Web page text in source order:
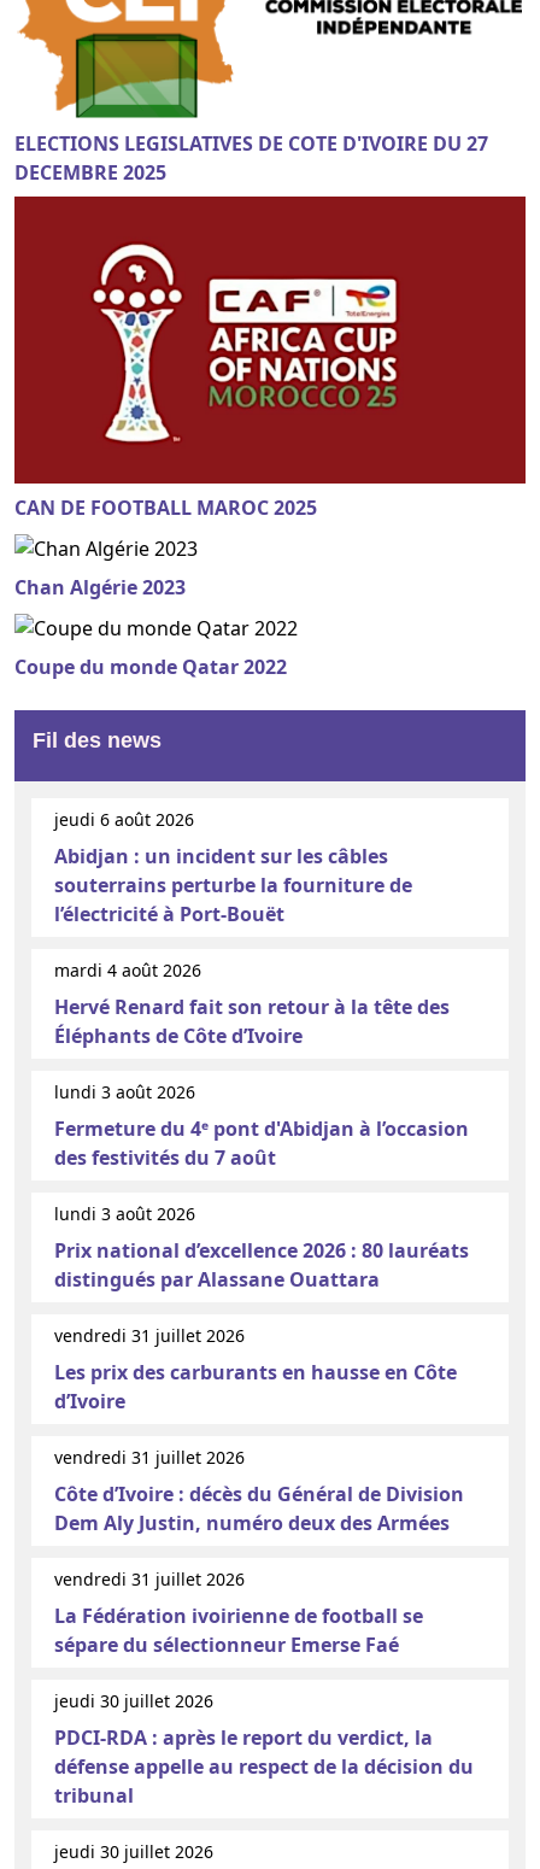
ELECTIONS LEGISLATIVES DE COTE D'IVOIRE DU 27
DECEMBRE 2025
CAN DE FOOTBALL MAROC 2025
Chan Algérie 2023
Coupe du monde Qatar 2022
Fil des news
jeudi 6 août 2026
Abidjan : un incident sur les câbles
souterrains perturbe la fourniture de
l’électricité à Port-Bouët
mardi 4 août 2026
Hervé Renard fait son retour à la tête des
Éléphants de Côte d’Ivoire
lundi 3 août 2026
Fermeture du 4ᵉ pont d'Abidjan à l’occasion
des festivités du 7 août
lundi 3 août 2026
Prix national d’excellence 2026 : 80 lauréats
distingués par Alassane Ouattara
vendredi 31 juillet 2026
Les prix des carburants en hausse en Côte
d’Ivoire
vendredi 31 juillet 2026
Côte d’Ivoire : décès du Général de Division
Dem Aly Justin, numéro deux des Armées
vendredi 31 juillet 2026
La Fédération ivoirienne de football se
sépare du sélectionneur Emerse Faé
jeudi 30 juillet 2026
PDCI-RDA : après le report du verdict, la
défense appelle au respect de la décision du
tribunal
jeudi 30 juillet 2026